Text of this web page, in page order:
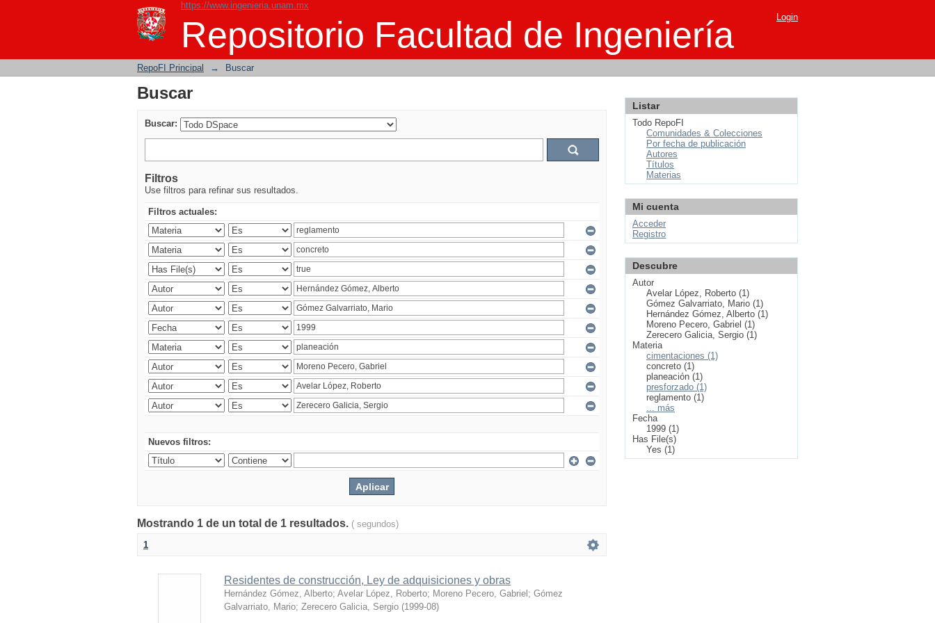
https://www.ingenieria.unam.mx
Repositorio Facultad de Ingeniería
Buscar Login
RepoFI Principal → Buscar
Buscar
Buscar:
Filtros
Use filtros para refinar sus resultados.
Filtros actuales:
Nuevos filtros:
Mostrando 1 de un total de 1 resultados. ( segundos)
1
Residentes de construcción, Ley de adquisiciones y obras
Hernández Gómez, Alberto; Avelar López, Roberto; Moreno Pecero, Gabriel ; Gómez
Galvarriato, Mario; Zerecero Galicia, Sergio (1999-08)
Listar
Todo RepoFI
Comunidades & Colecciones
Por fecha de publicación
Autores
Títulos
Materias
Mi cuenta
Acceder
Registro
Descubre
Autor
Avelar López, Roberto (1)
Gómez Galvarriato, Mario (1)
Hernández Gómez, Alberto (1)
Moreno Pecero, Gabriel (1)
Zerecero Galicia, Sergio (1)
Materia
cimentaciones (1)
concreto (1)
planeación (1)
presforzado (1)
reglamento (1)
... más
Fecha
1999 (1)
Has File(s)
Yes (1)